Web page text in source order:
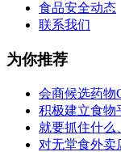
食品安全动态
联系我们
为你推荐
会商候选药物
积极建立食物
就要抓住什么
对无堂食外卖